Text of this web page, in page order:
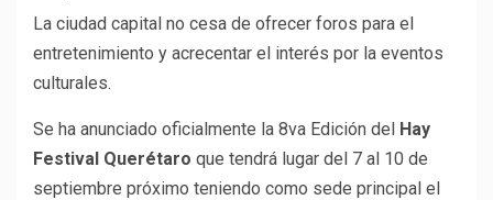
La ciudad capital no cesa de ofrecer foros para el
entretenimiento y acrecentar el interés por la eventos
culturales.
Se ha anunciado oficialmente la 8va Edición del Hay
Festival Querétaro que tendrá lugar del 7 al 10 de
septiembre próximo teniendo como sede principal el